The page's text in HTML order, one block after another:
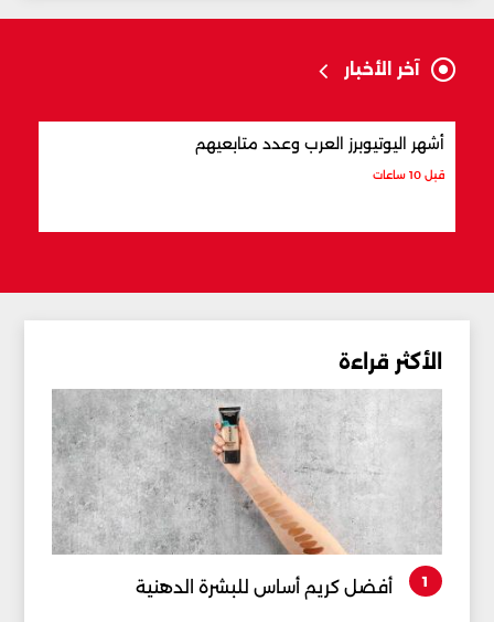
آخر الأخبار
أشهر اليوتيوبرز العرب وعدد متابعيهم
قبل 10 ساعات
الأكثر قراءة
1 أفضل كريم أساس للبشرة الدهنية